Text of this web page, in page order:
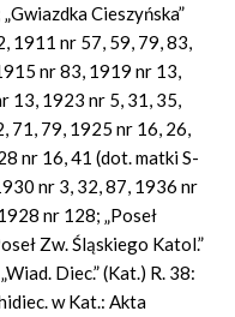
Cieszyńska”
1911 nr 57, 59, 79, 83,
nr 83, 1919 nr 13,
13, 1923 nr 5, 31, 35,
71, 79, 1925 nr 16, 26,
nr 16, 41 (dot. matki S-
nr 3, 32, 87, 1936 nr
nr 128; „Poseł
Zw. Śląskiego Katol.”
Diec.” (Kat.) R. 38:
w Kat.: Akta